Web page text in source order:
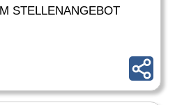
STELLENANGEBOT